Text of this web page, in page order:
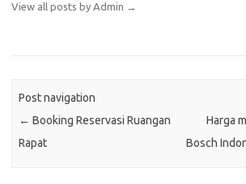
View all posts by Admin →
Post navigation
← Booking Reservasi Ruangan
Rapat
Harga
Bosch